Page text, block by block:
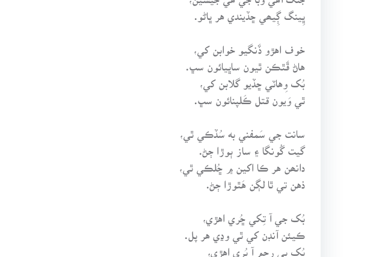
ڀِينگ ڳِيھي ڇڏيندي هر ڀاڻو.
خوف اهڙو ڏَنگيو خوابن کي،
هاڻ ڦَٿڪن ٿيون ساڀيائون سڀ.
بُک وِهاٽي ڇڏيو گلابن کي،
ٿي وَيون قتل ڪَلپنائون سڀ.
سانت جي سَمفني به سُڏڪي ٿي،
گيت گُونگا ۽ ساز ٻوڙا ڄڻ.
دانھن هر ڪا اکين ۾ ڇُلڪي ٿي،
ذهن تي ٿا لڳن هَٿوڙا ڄڻ.
بُک جي آ تِکي ڇُري اهڙي،
ڪيئن آنڊن کي ٿي وڍي هر پل.
بُک بي رحم آ بُري اهڙي،